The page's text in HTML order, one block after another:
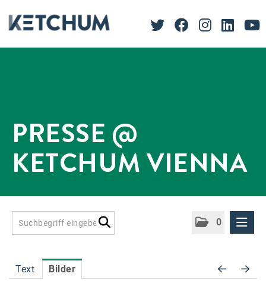
PRESSE @
KETCHUM VIENNA
0
Accessiway
Text Bilder